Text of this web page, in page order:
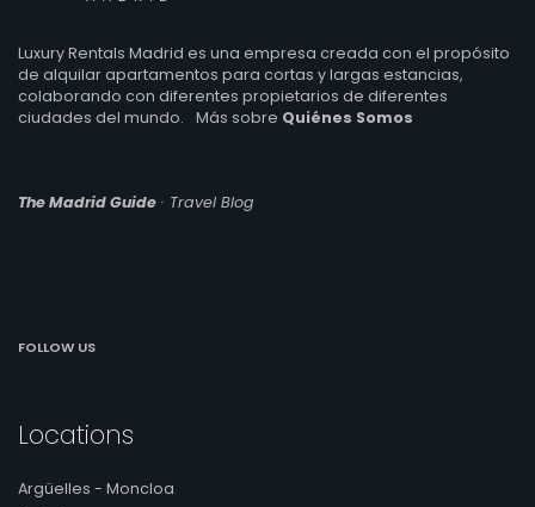
Luxury Rentals Madrid es una empresa creada con el propósito
de alquilar apartamentos para cortas y largas estancias,
colaborando con diferentes propietarios de diferentes
ciudades del mundo.
Más sobre Quiénes Somos
The Madrid Guide · Travel Blog
FOLLOW US
Locations
Argüelles - Moncloa